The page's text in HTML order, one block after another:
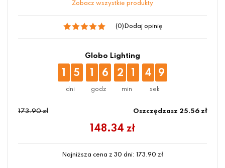
Zobacz wszystkie produkty
(0) Dodaj opinię
Globo Lighting
1 5 1 6 2 1 4 9
173.90 zł Oszczędzasz 25.56 zł
148.34 zł
Najniższa cena z 30 dni: 173.90 zł